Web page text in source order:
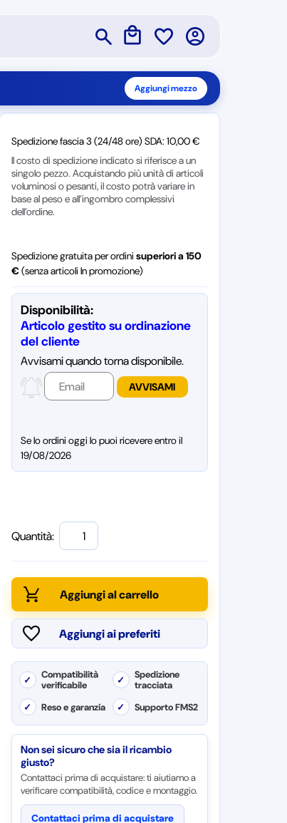
Aggiungi mezzo
Spedizione fascia 3 (24/48 ore) SDA: 10,00 €
Il costo di spedizione indicato si riferisce a un
singolo pezzo. Acquistando più unità di articoli
voluminosi o pesanti, il costo potrà variare in
base al peso e all’ingombro complessivi
dell’ordine.
Spedizione gratuita per ordini superiori a 150
€(senza articoli In promozione)
Disponibilità:
Articolo gestito su ordinazione
del cliente
Avvisami quando torna disponibile.
Se lo ordini oggi lo puoi ricevere entro il
19/08/2026
Quantità:
✓
Compatibilità
verificabile
✓
Spedizione
tracciata
✓
Reso e garanzia ✓ Supporto FMS2
Non sei sicuro che sia il ricambio
giusto?
Contattaci prima di acquistare: ti aiutiamo a
verificare compatibilità, codice e montaggio.
Contattaci prima di acquistare